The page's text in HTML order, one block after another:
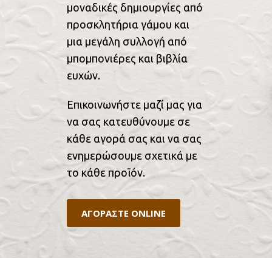
μοναδικές δημιουργίες από
προσκλητήρια γάμου και
μια μεγάλη συλλογή από
μπομπονιέρες και βιβλία
ευχών.
Επικοινωνήστε μαζί μας για
να σας κατευθύνουμε σε
κάθε αγορά σας και να σας
ενημερώσουμε σχετικά με
το κάθε προϊόν.
ΑΓΟΡΑΣΤΕ ONLINE